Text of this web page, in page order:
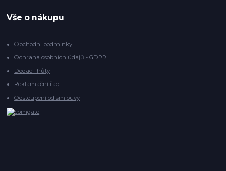
Vše o nákupu
Obchodní podmínky
Ochrana osobních údajů - GDPR
Dodací lhůty
Reklamační řád
Odstoupení od smlouvy